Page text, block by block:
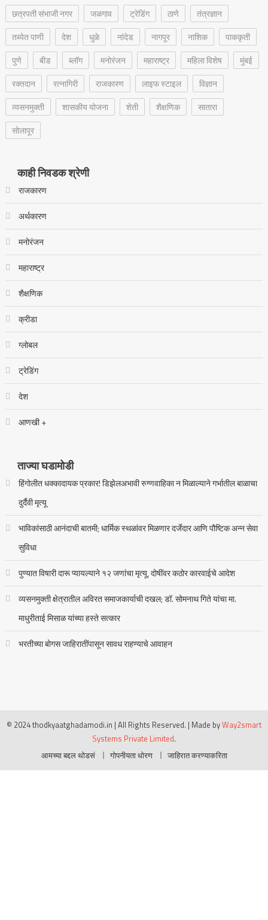
छत्रपती संभाजी नगर
जळगाव ट्रेडिंग ठाणे
तंत्रज्ञान
तब्येत पाणी
देश धुळे नांदेड नागपूर नाशिक
पाककृती
पुणे
बीड ब्लॉग मनोरंजन महाराष्ट्र महिला विशेष
मुंबई
रक्‍तदान
रत्नागिरी राजकारण लाइफ स्टाइल
विज्ञान
व्यसनमुक्ती
शासकीय योजना शेती शैक्षणिक
सातारा
सोलापूर
काही निवडक श्रेणी
राजकारण
अर्थकारण
मनोरंजन
महाराष्ट्र
शैक्षणिक
क्रीडा
ग्लोबल
ट्रेडिंग
देश
आणखी +
ताज्या घडामोडी
हिंगोलीत धक्कादायक प्रकार! डिझेलअभावी रुग्णवाहिका न मिळाल्याने गर्भातील बाळाचा
दुर्दैवी मृत्यू
भाविकांसाठी आनंदाची बातमी; धार्मिक स्थळांवर मिळणार दर्जेदार आणि पौष्टिक अन्न सेवा
सुविधा
पुण्यात विषारी दारू प्यायल्याने १२ जणांचा मृत्यू, दोषींवर कठोर कारवाईचे आदेश
व्यसनमुक्ती क्षेत्रातील अविरत समाजकार्याची दखल; डॉ. सोमनाथ गिते यांचा मा.
माधुरीताई मिसाळ यांच्या हस्ते सत्कार
भरतीच्या बोगस जाहिरातींपासून सावध राहण्याचे आवाहन
© 2024 thodkyaatghadamodi.in | All Rights Reserved. | Made byWay2smart
Systems Private Limited.
आमच्या बद्दल थोडसं
गोपनीयता धोरण जाहिरात करण्याकरिता